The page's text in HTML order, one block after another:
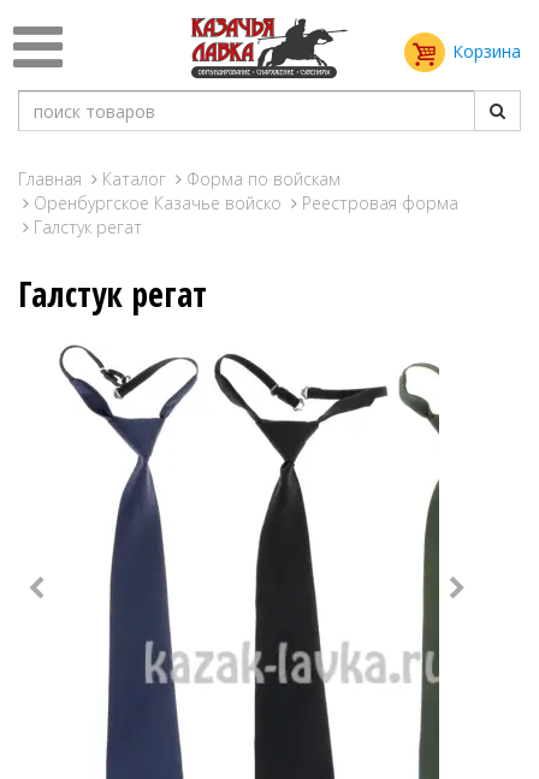
Корзина
Главная Каталог
Форма по войскам
Оренбургское Казачье войско
Реестровая форма
Галстук регат
Галстук регат